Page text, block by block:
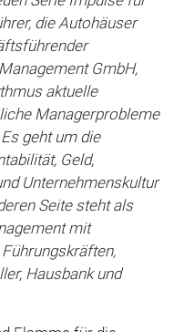
die Autohäuser
GmbH,
aktuelle
Managerprobleme
geht um die
Geld,
Unternehmenskultur
Seite steht als
mit
Hausbank und